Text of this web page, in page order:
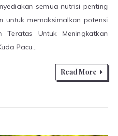
semua nutrisi penting
untuk memaksimalkan potensi
Untuk Meningkatkan
Pacu…
Read More